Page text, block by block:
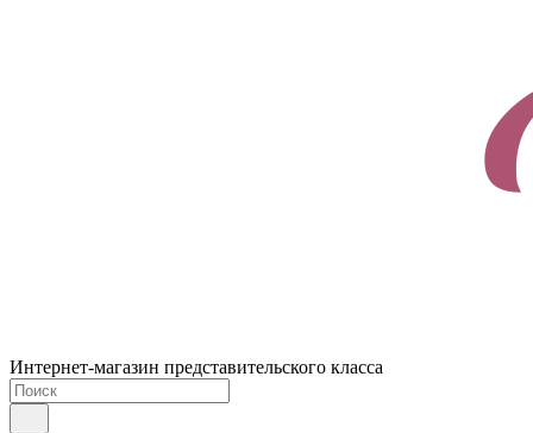
Интернет-магазин представительского класса